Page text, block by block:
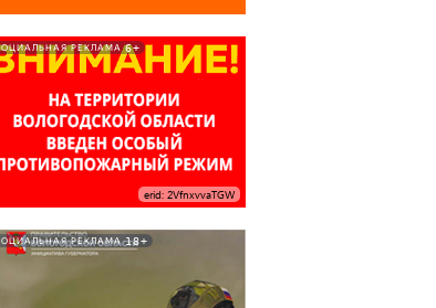
РЕКЛАМА 6+
erid: 2VfnxvvaTGW
РЕКЛАМА 18+